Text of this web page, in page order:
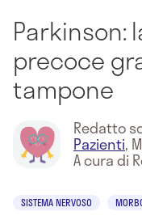
Parkinson:
precoce
tampone
Redatto
Pazienti,
A cura di
SISTEMA NERVOSO